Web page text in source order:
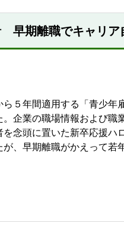
早期離職でキャリ
５年間適用する「青少
企業の職場情報および
を念頭に置いた新卒応援
、早期離職がかえって